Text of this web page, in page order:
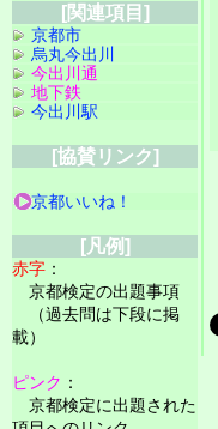
[関連項目]
京都市
烏丸今出川
今出川通
地下鉄
今出川駅
[協賛リンク]
京都いいね！
[凡例]
赤字 ：
京都検定の出題事項
（過去問は下段に掲
載）
ピンク ：
京都検定に出題された